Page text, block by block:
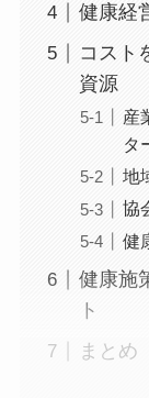
健康経
コスト
資源
産
タ
地
協
健
健康施
ト
まとめ